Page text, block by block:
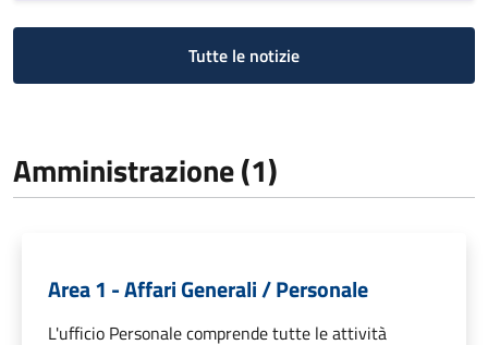
Tutte le notizie
Amministrazione (1)
Area 1 - Affari Generali / Personale
L'ufficio Personale comprende tutte le attività